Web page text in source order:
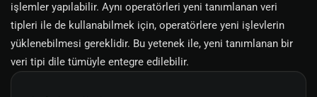
işlemler yapılabilir. Aynı operatörleri yeni tanımlanan veri
tipleri ile de kullanabilmek için, operatörlere yeni işlevlerin
yüklenebilmesi gereklidir. Bu yetenek ile, yeni tanımlanan bir
veri tipi dile tümüyle entegre edilebilir.